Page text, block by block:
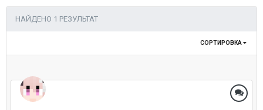
НАЙДЕНО 1 РЕЗУЛЬТАТ
СОРТИРОВКА